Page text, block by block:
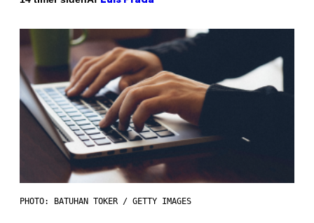
PHOTO: BATUHAN TOKER / GETTY IMAGES